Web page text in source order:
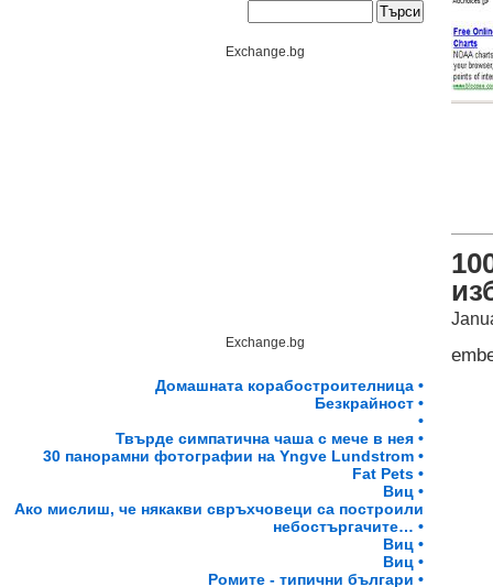
Exchange.bg
Exchange.bg
Домашната корабостроителница •
Безкрайност •
•
Твърде симпатична чаша с мече в нея •
30 панорамни фотографии на Yngve Lundstrom •
Fat Pets •
Виц •
Ако мислиш, че някакви свръхчовеци са построили
небостъргачите… •
Виц •
Виц •
Ромите - типични българи •